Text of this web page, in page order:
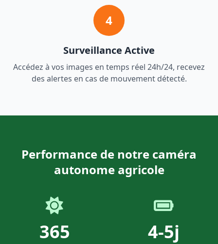
4
Surveillance Active
Accédez à vos images en temps réel 24h/24, recevez
des alertes en cas de mouvement détecté.
Performance de notre caméra
autonome agricole
365 4-5j